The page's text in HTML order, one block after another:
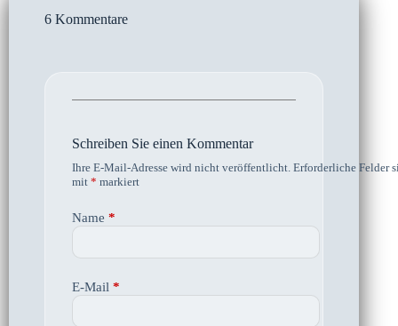
6 Kommentare
Schreiben Sie einen Kommentar
Ihre E-Mail-Adresse wird nicht veröffentlicht. Erforderliche Felder
mit * markiert
Name *
E-Mail *